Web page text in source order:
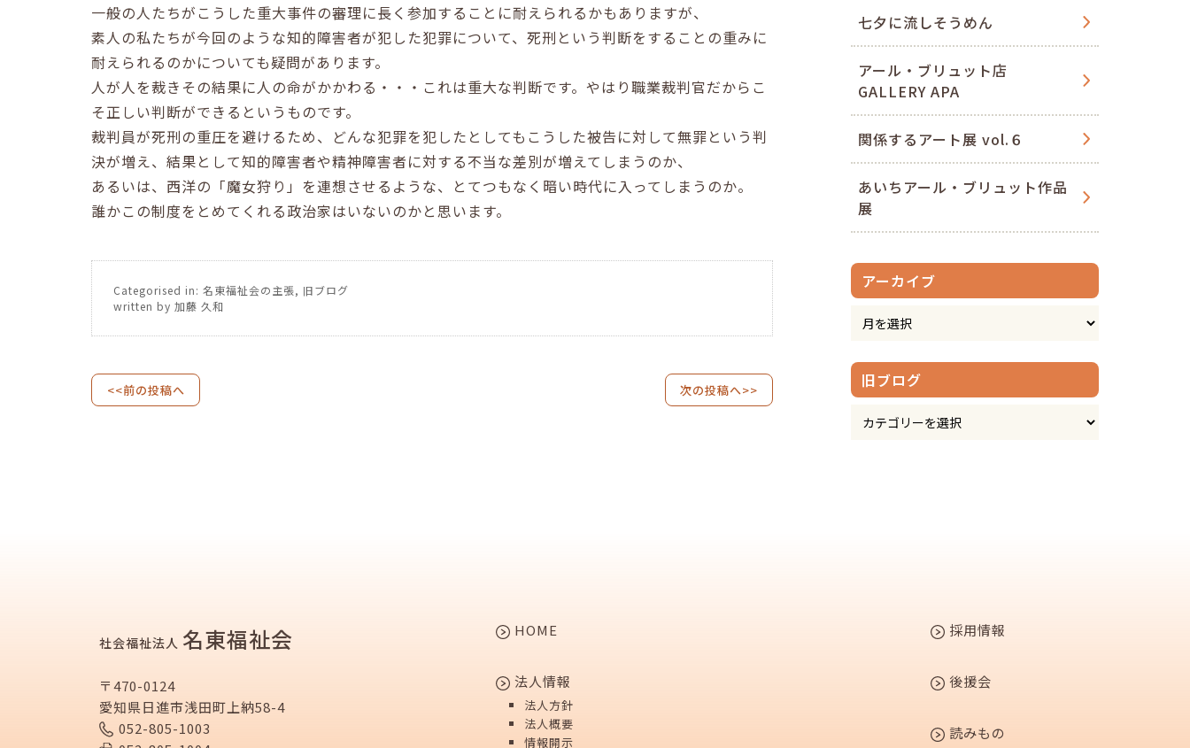
一般の人たちがこうした重大事件の審理に長く参加することに耐えられるかもありますが、
素人の私たちが今回のような知的障害者が犯した犯罪について、死刑という判断をすることの重みに
耐えられるのかについても疑問があります。
人が人を裁きその結果に人の命がかかわる・・・これは重大な判断です。やはり職業裁判官だからこ
そ正しい判断ができるというものです。
裁判員が死刑の重圧を避けるため、どんな犯罪を犯したとしてもこうした被告に対して無罪という判
決が増え、結果として知的障害者や精神障害者に対する不当な差別が増えてしまうのか、
あるいは、西洋の「魔女狩り」を連想させるような、とてつもなく暗い時代に入ってしまうのか。
誰かこの制度をとめてくれる政治家はいないのかと思います。
Categorised in:名東福祉会の主張, 旧ブログ
written by 加藤 久和
<<前の投稿へ 次の投稿へ>>
七夕に流しそうめん
アール・ブリュット店
GALLERY APA
関係するアート展 vol.６
あいちアール・ブリュット作品
展
アーカイブ
旧ブログ
社会福祉法人 名東福祉会
〒470-0124
愛知県日進市浅田町上納58-4
052-805-1003
HOME
法人情報
法人方針
法人概要
情報開示
採用情報
後援会
読みもの